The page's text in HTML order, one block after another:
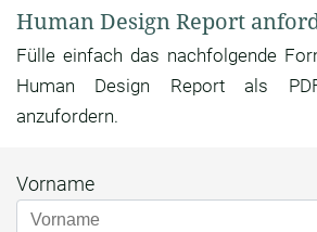
Human Design Report
Fülle einfach das nachfolgende
Human Design Report als
anzufordern.
Vorname